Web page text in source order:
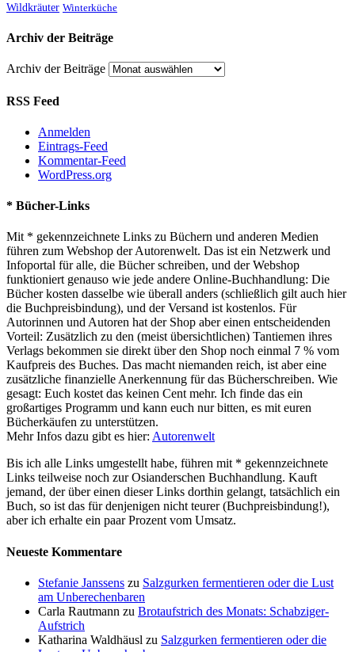
Wildkräuter Winterküche
Archiv der Beiträge
Archiv der Beiträge
RSS Feed
Anmelden
Eintrags-Feed
Kommentar-Feed
WordPress.org
* Bücher-Links
Mit * gekennzeichnete Links zu Büchern und anderen Medien
führen zum Webshop der Autorenwelt. Das ist ein Netzwerk und
Infoportal für alle, die Bücher schreiben, und der Webshop
funktioniert genauso wie jede andere Online-Buchhandlung: Die
Bücher kosten dasselbe wie überall anders (schließlich gilt auch hier
die Buchpreisbindung), und der Versand ist kostenlos. Für
Autorinnen und Autoren hat der Shop aber einen entscheidenden
Vorteil: Zusätzlich zu den (meist übersichtlichen) Tantiemen ihres
Verlags bekommen sie direkt über den Shop noch einmal 7 % vom
Kaufpreis des Buches. Das macht niemanden reich, ist aber eine
zusätzliche finanzielle Anerkennung für das Bücherschreiben. Wie
gesagt: Euch kostet das keinen Cent mehr. Ich finde das ein
großartiges Programm und kann euch nur bitten, es mit euren
Bücherkäufen zu unterstützen.
Mehr Infos dazu gibt es hier: Autorenwelt
Bis ich alle Links umgestellt habe, führen mit * gekennzeichnete
Links teilweise noch zur Osianderschen Buchhandlung. Kauft
jemand, der über einen dieser Links dorthin gelangt, tatsächlich ein
Buch, so ist das für denjenigen nicht teurer (Buchpreisbindung!),
aber ich erhalte ein paar Prozent vom Umsatz.
Neueste Kommentare
Stefanie Janssens zu Salzgurken fermentieren oder die Lust
am Unberechenbaren
Carla Rautmann zu Brotaufstrich des Monats: Schabziger-
Aufstrich
Katharina Waldhäusl zu Salzgurken fermentieren oder die